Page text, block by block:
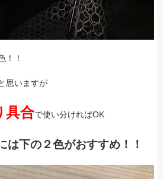
！！
思いますが
具合で使い分ければOK
は下の２色がおすすめ！！